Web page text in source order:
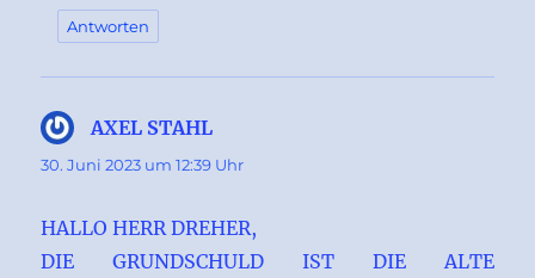
Antworten
AXEL STAHL
30. Juni 2023 um 12:39 Uhr
HALLO HERR DREHER,
DIE GRUNDSCHULD IST DIE ALTE